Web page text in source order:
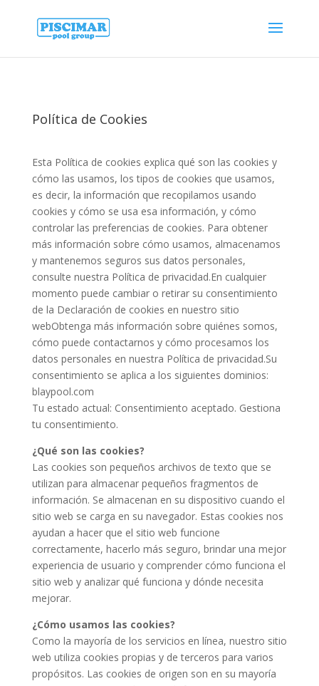
Política de Cookies
Esta Política de cookies explica qué son las cookies y
cómo las usamos, los tipos de cookies que usamos,
es decir, la información que recopilamos usando
cookies y cómo se usa esa información, y cómo
controlar las preferencias de cookies. Para obtener
más información sobre cómo usamos, almacenamos
y mantenemos seguros sus datos personales,
consulte nuestra Política de privacidad.En cualquier
momento puede cambiar o retirar su consentimiento
de la Declaración de cookies en nuestro sitio
webObtenga más información sobre quiénes somos,
cómo puede contactarnos y cómo procesamos los
datos personales en nuestra Política de privacidad.Su
consentimiento se aplica a los siguientes dominios:
blaypool.com
Tu estado actual: Consentimiento aceptado. Gestiona
tu consentimiento.
¿Qué son las cookies?
Las cookies son pequeños archivos de texto que se
utilizan para almacenar pequeños fragmentos de
información. Se almacenan en su dispositivo cuando el
sitio web se carga en su navegador. Estas cookies nos
ayudan a hacer que el sitio web funcione
correctamente, hacerlo más seguro, brindar una mejor
experiencia de usuario y comprender cómo funciona el
sitio web y analizar qué funciona y dónde necesita
mejorar.
¿Cómo usamos las cookies?
Como la mayoría de los servicios en línea, nuestro sitio
web utiliza cookies propias y de terceros para varios
propósitos. Las cookies de origen son en su mayoría